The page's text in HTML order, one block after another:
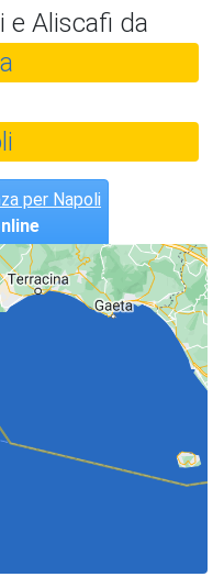
e Aliscafi da
per Napoli